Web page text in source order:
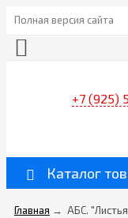
Полная версия сайта
+7 (925)
Каталог
Главная → АБС.